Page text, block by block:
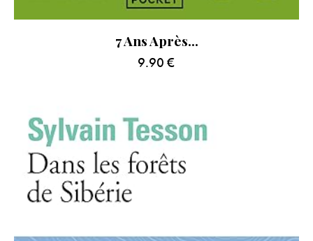
7 Ans Après…
9.90 €